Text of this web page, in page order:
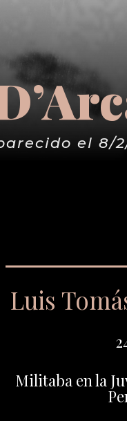
el 8/
Luis
Militaba en la